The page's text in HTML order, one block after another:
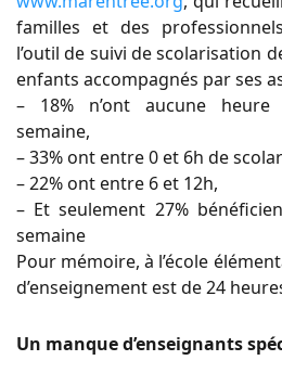
familles et des
l’outil de suivi de scolarisation
enfants accompagnés par ses
– 18% n’ont aucune
semaine,
– 33% ont entre 0 et 6h de
– 22% ont entre 6 et 12h,
– Et seulement 27%
semaine
Pour mémoire, à l’école
d’enseignement est de 24
Un manque d’enseignants